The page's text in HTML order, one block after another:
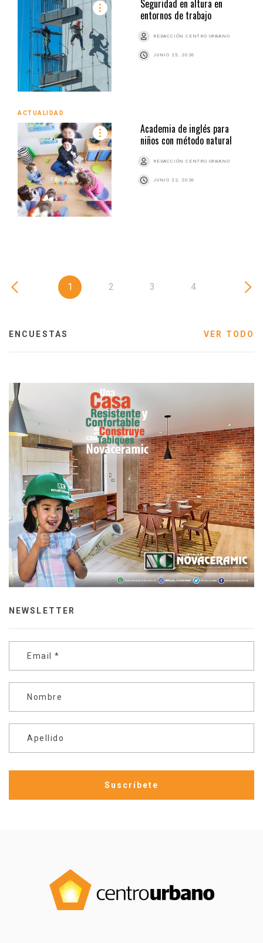
Seguridad en altura en
entornos de trabajo
REDACCIÓN CENTRO URBANO
JUNIO 25, 2026
ACTUALIDAD
Academia de inglés para
niños con método natural
REDACCIÓN CENTRO URBANO
JUNIO 22, 2026
1 2 3 4
ENCUESTAS VER TODO
NEWSLETTER
Email *
Nombre
Apellido